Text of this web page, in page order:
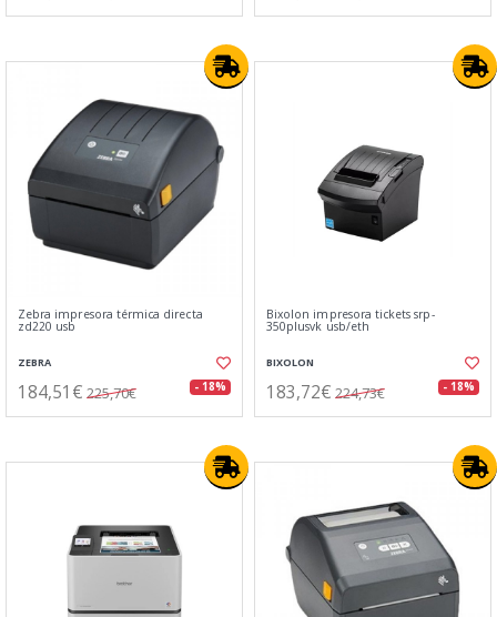
Zebra impresora térmica directa
zd220 usb
ZEBRA
184,51€ 225,70€ - 18%
Bixolon impresora tickets srp-
350plusvk usb/eth
BIXOLON
183,72€ 224,73€ - 18%